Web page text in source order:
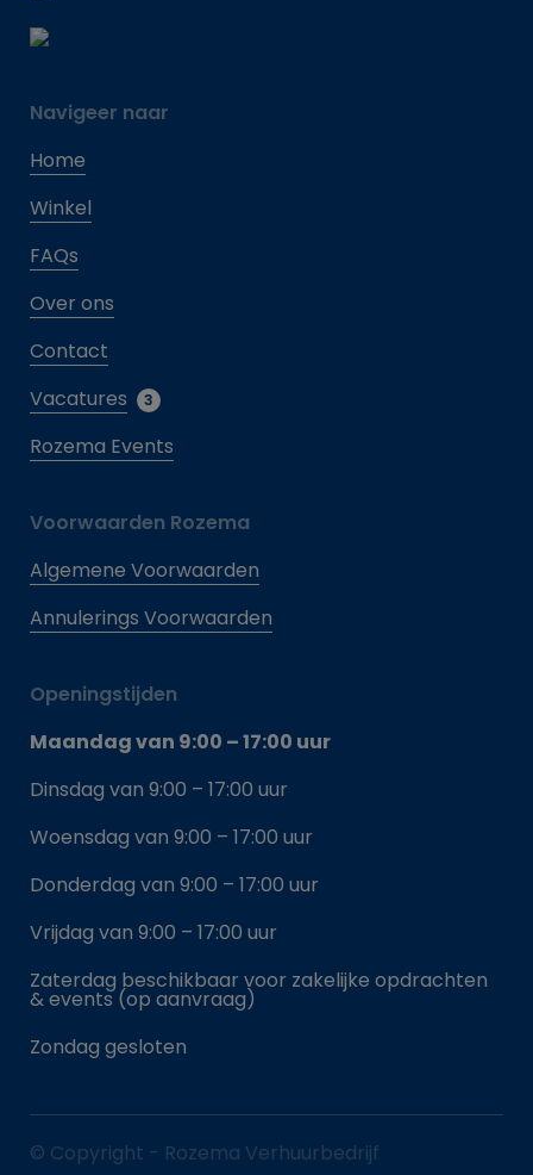
Navigeer naar
Home
Winkel
FAQs
Over ons
Contact
Vacatures
3
Rozema Events
Voorwaarden Rozema
Algemene Voorwaarden
Annulerings Voorwaarden
Openingstijden
Maandag van 9:00 – 17:00 uur
Dinsdag van 9:00 – 17:00 uur
Woensdag van 9:00 – 17:00 uur
Donderdag van 9:00 – 17:00 uur
Vrijdag van 9:00 – 17:00 uur
Zaterdag beschikbaar voor zakelijke opdrachten
& events (op aanvraag)
Zondag gesloten
© Copyright - Rozema Verhuurbedrijf